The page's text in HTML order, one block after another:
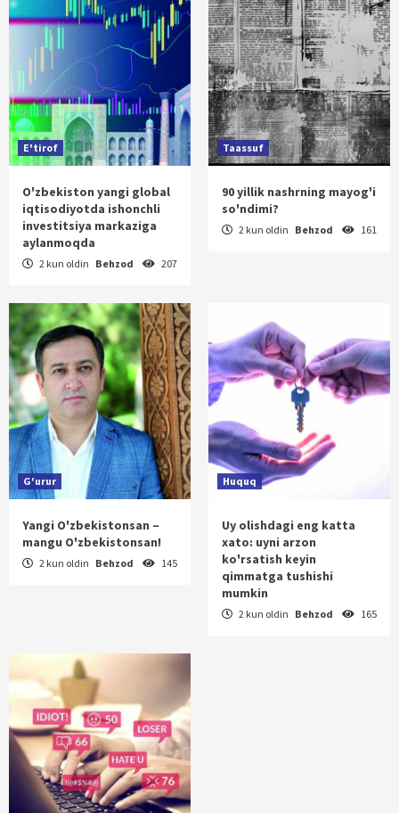
E'tirof
O'zbekiston yangi global
iqtisodiyotda ishonchli
investitsiya markaziga
aylanmoqda
2 kun oldin Behzod 207
Taassuf
90 yillik nashrning mayog'i
so'ndimi?
2 kun oldin Behzod 161
G'urur
Yangi O'zbekistonsan –
mangu O'zbekistonsan!
2 kun oldin Behzod 145
Huquq
Uy olishdagi eng katta
xato: uyni arzon
ko'rsatish keyin
qimmatga tushishi
mumkin
2 kun oldin Behzod 165